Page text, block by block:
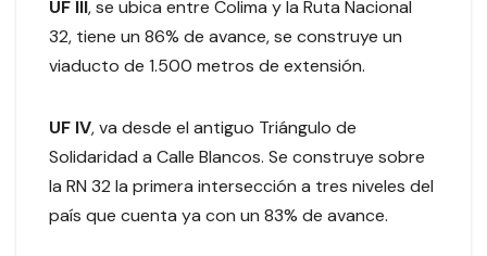
UF III, se ubica entre Colima y la Ruta Nacional
32, tiene un 86% de avance, se construye un
viaducto de 1.500 metros de extensión.
UF IV, va desde el antiguo Triángulo de
Solidaridad a Calle Blancos. Se construye sobre
la RN 32 la primera intersección a tres niveles del
país que cuenta ya con un 83% de avance.